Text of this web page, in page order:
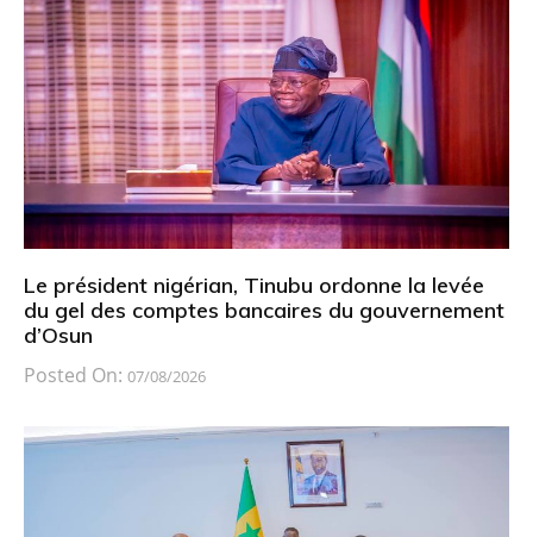
Le président nigérian, Tinubu ordonne la levée
du gel des comptes bancaires du gouvernement
d’Osun
Posted On: 07/08/2026